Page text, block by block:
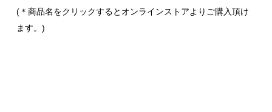
(＊商品名をクリックするとオンラインストアよりご購入頂け
ます。)